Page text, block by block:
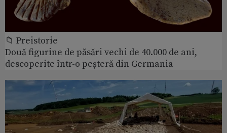
📁 Preistorie
Două figurine de păsări vechi de 40.000 de ani,
descoperite într-o peșteră din Germania